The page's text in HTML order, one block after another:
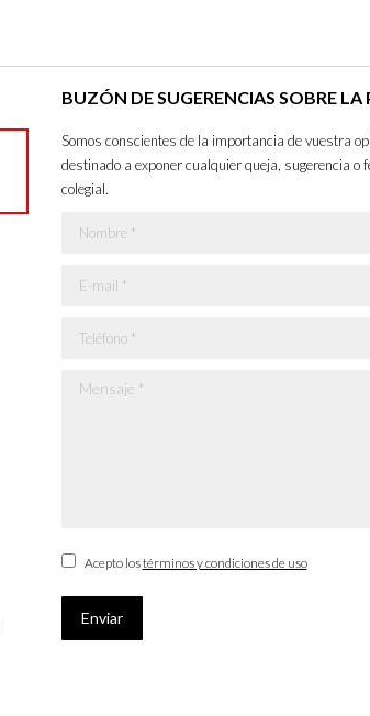
BUZÓN DE SUGERENCIAS SOBRE LA
Somos conscientes de la importancia de vuestra
destinado a exponer cualquier queja, sugerencia
colegial.
Nombre *
E-mail *
Teléfono *
Mensaje *
Acepto lostérminos y condiciones de uso
Enviar